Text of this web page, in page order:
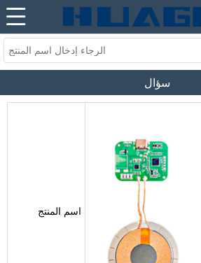
سؤال
اسم المنتج